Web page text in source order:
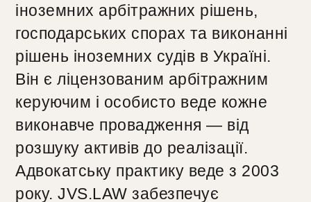
іноземних арбітражних рішень,
господарських спорах та виконанні
рішень іноземних судів в Україні.
Він є ліцензованим арбітражним
керуючим і особисто веде кожне
виконавче провадження — від
розшуку активів до реалізації.
Адвокатську практику веде з 2003
року. JVS.LAW забезпечує